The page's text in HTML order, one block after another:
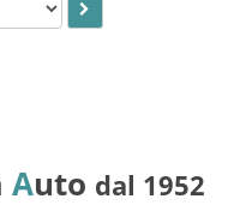
Auto dal 1952